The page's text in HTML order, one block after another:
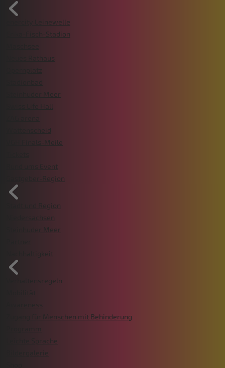
enercity Leinewelle
Erika-Fisch-Stadion
Neues Rathaus
Steinhuder Meer
Swiss Life Hall
Wattenscheid
VGH Finals-Meile
Rund ums Event
Gastgeber-Region
Stadt und Region
Niedersachsen
Steinhuder Meer
Nachhaltigkeit
Verhaltensregeln
Zugang für Menschen mit Behinderung
Leichte Sprache
Bildergalerie